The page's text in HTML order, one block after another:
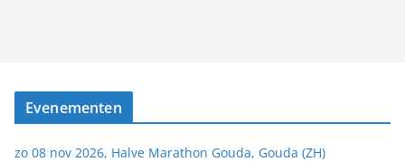
Evenementen
zo 08 nov 2026, Halve Marathon Gouda, Gouda (ZH)